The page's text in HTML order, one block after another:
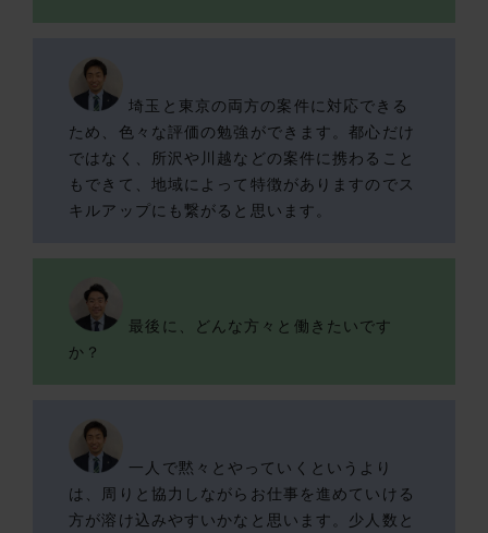
埼玉と東京の両方の案件に対応できる
ため、色々な評価の勉強ができます。都心だけ
ではなく、所沢や川越などの案件に携わること
もできて、地域によって特徴がありますのでス
キルアップにも繋がると思います。
最後に、どんな方々と働きたいです
か？
一人で黙々とやっていくというより
は、周りと協力しながらお仕事を進めていける
方が溶け込みやすいかなと思います。少人数と